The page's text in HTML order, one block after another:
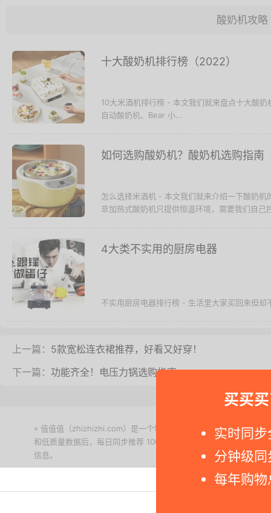
买买
实时同
分钟级
每年购
酸奶机攻略
十大酸奶机排行榜（2022）
10大米酒机排行榜 - 本文我们就来盘点十大酸
自动酸奶机、Bear 小...
如何选购酸奶机？酸奶机选购指南
怎么选择米酒机 - 本文我们就来介绍一下酸奶
非加热式酸奶机只提供恒温环境，需要我们自己
4大类不实用的厨房电器
不实用厨房电器排行榜 - 生活里大家买回来但却
上一篇： 5款宽松连衣裙推荐，好看又好穿！
下一篇： 功能齐全！电压力锅选购指南
» 值值值（zhizhizhi.com）是一个特价搜索引擎。我们实时监控和
和低质量数据后，每日同步推荐 1000+ 高性价比商品和打折促销
信息。